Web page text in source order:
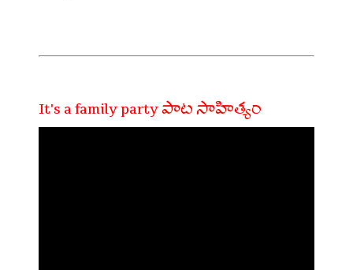
It's a family party పాట సాహిత్యం